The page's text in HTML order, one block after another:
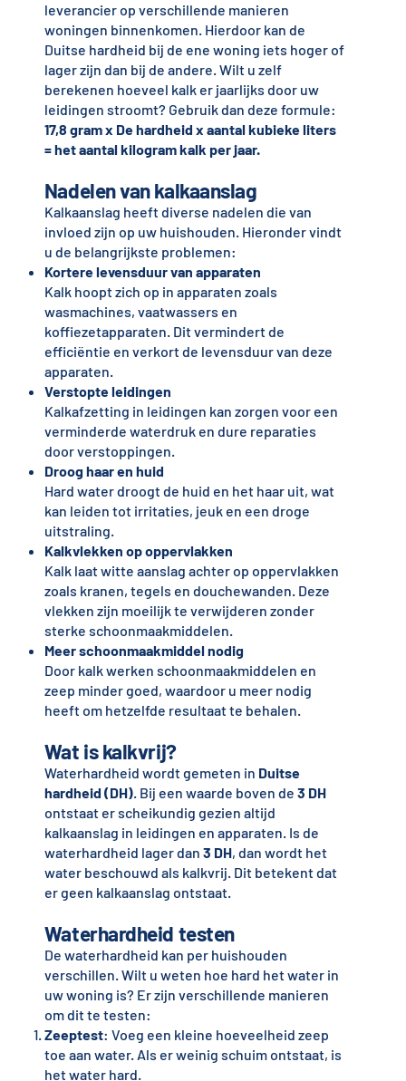
leverancier op verschillende manieren
woningen binnenkomen. Hierdoor kan de
Duitse hardheid bij de ene woning iets hoger of
lager zijn dan bij de andere. Wilt u zelf
berekenen hoeveel kalk er jaarlijks door uw
leidingen stroomt? Gebruik dan deze formule:
17,8 gram x De hardheid x aantal kubieke liters
= het aantal kilogram kalk per jaar.
Nadelen van kalkaanslag
Kalkaanslag heeft diverse nadelen die van
invloed zijn op uw huishouden. Hieronder vindt
u de belangrijkste problemen:
Kortere levensduur van apparaten
Kalk hoopt zich op in apparaten zoals
wasmachines, vaatwassers en
koffiezetapparaten. Dit vermindert de
efficiëntie en verkort de levensduur van deze
apparaten.
Verstopte leidingen
Kalkafzetting in leidingen kan zorgen voor een
verminderde waterdruk en dure reparaties
door verstoppingen.
Droog haar en huid
Hard water droogt de huid en het haar uit, wat
kan leiden tot irritaties, jeuk en een droge
uitstraling.
Kalkvlekken op oppervlakken
Kalk laat witte aanslag achter op oppervlakken
zoals kranen, tegels en douchewanden. Deze
vlekken zijn moeilijk te verwijderen zonder
sterke schoonmaakmiddelen.
Meer schoonmaakmiddel nodig
Door kalk werken schoonmaakmiddelen en
zeep minder goed, waardoor u meer nodig
heeft om hetzelfde resultaat te behalen.
Wat is kalkvrij?
Waterhardheid wordt gemeten in Duitse
hardheid (DH). Bij een waarde boven de 3 DH
ontstaat er scheikundig gezien altijd
kalkaanslag in leidingen en apparaten. Is de
waterhardheid lager dan 3 DH, dan wordt het
water beschouwd als kalkvrij. Dit betekent dat
er geen kalkaanslag ontstaat.
Waterhardheid testen
De waterhardheid kan per huishouden
verschillen. Wilt u weten hoe hard het water in
uw woning is? Er zijn verschillende manieren
om dit te testen:
Zeeptest: Voeg een kleine hoeveelheid zeep
toe aan water. Als er weinig schuim ontstaat, is
het water hard.